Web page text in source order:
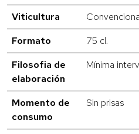
Viticultura
Formato
75 cl.
Filosofia de
elaboración
Mínima
Momento de
consumo
Sin prisas